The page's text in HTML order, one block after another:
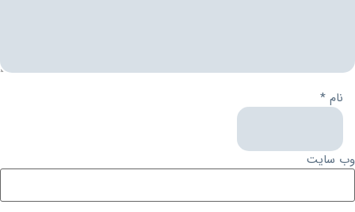
نام *
وب‌ سایت